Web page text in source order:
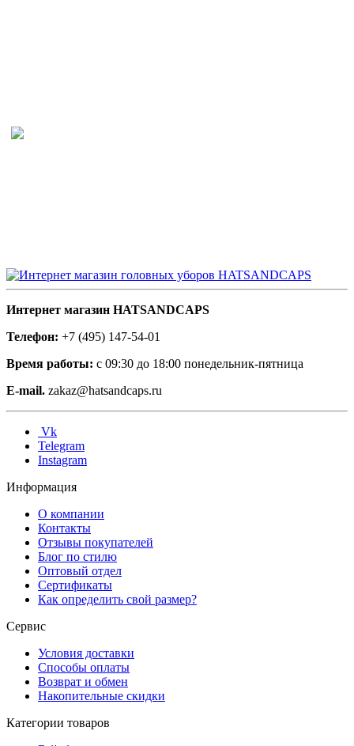
Интернет магазин HATSANDCAPS
Телефон: +7 (495) 147-54-01
Время работы: с 09:30 до 18:00 понедельник-пятница
E-mail. zakaz@hatsandcaps.ru
Vk
Telegram
Instagram
Информация
О компании
Контакты
Отзывы покупателей
Блог по стилю
Оптовый отдел
Сертификаты
Как определить свой размер?
Сервис
Условия доставки
Способы оплаты
Возврат и обмен
Накопительные скидки
Категории товаров